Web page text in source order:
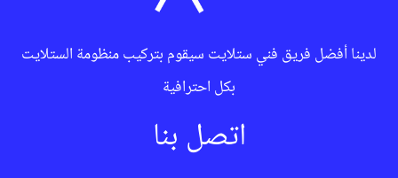
لدينا أفضل فريق فني ستلايت سيقوم بتركيب منظومة الستلايت
بكل احترافية
اتصل بنا